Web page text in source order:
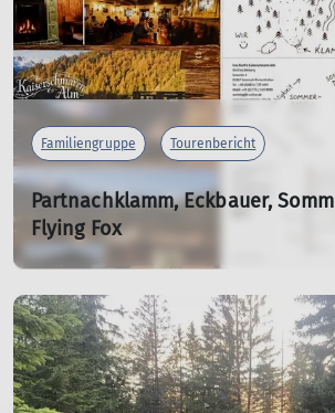
Familiengruppe Tourenbericht
Partnachklamm, Eckbauer,
Flying Fox
Familientour
mehr erfahren